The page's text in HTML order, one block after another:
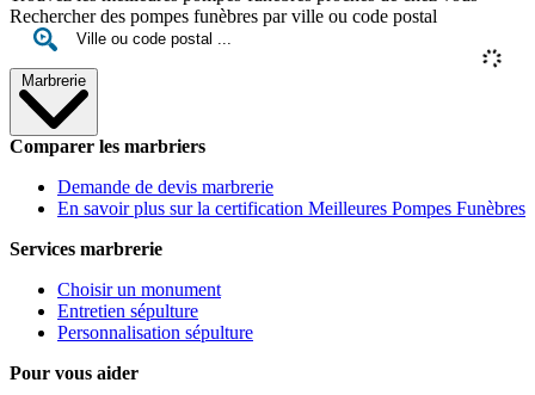
Rechercher des pompes funèbres par ville ou code postal
Marbrerie
Comparer les marbriers
Demande de devis marbrerie
En savoir plus sur la certification Meilleures Pompes Funèbres
Services marbrerie
Choisir un monument
Entretien sépulture
Personnalisation sépulture
Pour vous aider